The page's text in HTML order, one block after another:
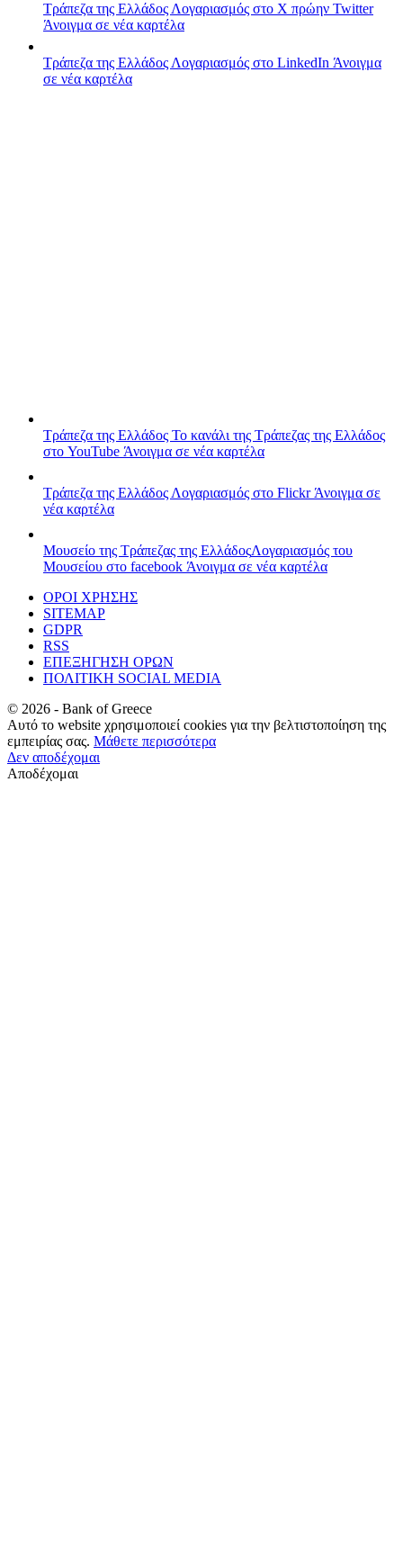
Τράπεζα της Ελλάδος Λογαριασμός στο X πρώην Twitter
Άνοιγμα σε νέα καρτέλα
Τράπεζα της Ελλάδος Λογαριασμός στο LinkedIn Άνοιγμα
σε νέα καρτέλα
Τράπεζα της Ελλάδος Το κανάλι της Τράπεζας της Ελλάδος
στο YouTube Άνοιγμα σε νέα καρτέλα
Τράπεζα της Ελλάδος Λογαριασμός στο FlickrΆνοιγμα σε
νέα καρτέλα
Μουσείο της Τράπεζας της ΕλλάδοςΛογαριασμός του
Μουσείου στο facebook Άνοιγμα σε νέα καρτέλα
ΟΡΟΙ ΧΡΗΣΗΣ
SITEMAP
GDPR
RSS
ΕΠΕΞΗΓΗΣΗ ΟΡΩΝ
ΠΟΛΙΤΙΚΗ SOCIAL MEDIA
© 2026 - Bank of Greece
Αυτό το website χρησιμοποιεί cookies για την βελτιστοποίηση της
εμπειρίας σας. Μάθετε περισσότερα
Δεν αποδέχομαι
Αποδέχομαι